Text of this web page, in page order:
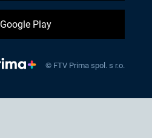
Google Play
© FTV Prima spol. s r.o.